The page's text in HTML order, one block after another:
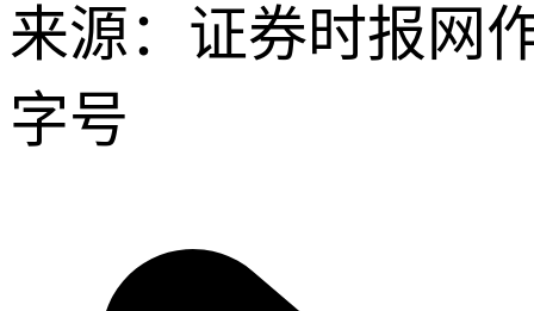
来源：证券时报网
字号